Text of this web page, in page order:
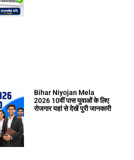
Bihar Niyojan Mela
2026 10वीं पास युवाओं के लिए
रोजगार यहां से देखें पुरी जानकारी